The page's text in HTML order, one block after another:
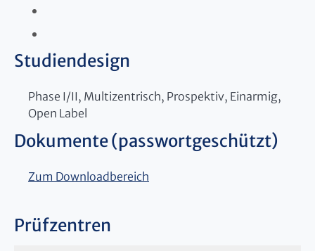
Studiendesign
Phase I/II, Multizentrisch, Prospektiv, Einarmig,
Open Label
Dokumente (passwortgeschützt)
Zum Downloadbereich
Prüfzentren